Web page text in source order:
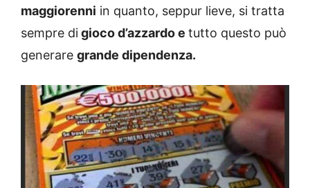
maggiorenni in quanto, seppur lieve, si tratta
sempre digioco d’azzardoe tutto questo può
generare grande dipendenza.